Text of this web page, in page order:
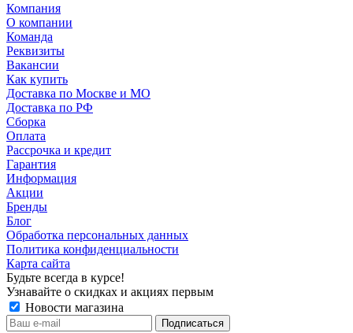
Компания
О компании
Команда
Реквизиты
Вакансии
Как купить
Доставка по Москве и МО
Доставка по РФ
Сборка
Оплата
Рассрочка и кредит
Гарантия
Информация
Акции
Бренды
Блог
Обработка персональных данных
Политика конфиденциальности
Карта сайта
Будьте всегда в курсе!
Узнавайте о скидках и акциях первым
Новости магазина